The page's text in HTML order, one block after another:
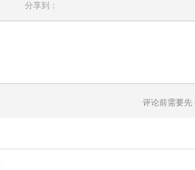
分享到：
评论前需要先